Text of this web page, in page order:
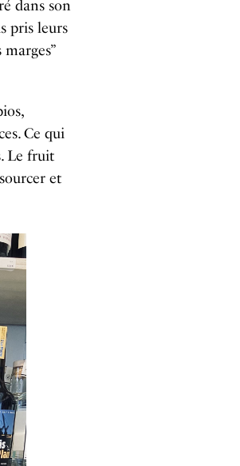
dans son
pris leurs
Ce qui
Le fruit
et